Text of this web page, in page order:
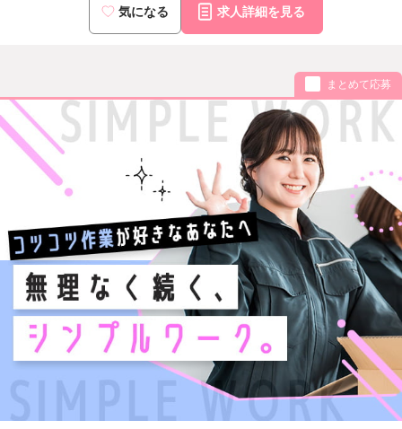
気になる 求人詳細を見る
まとめて応募